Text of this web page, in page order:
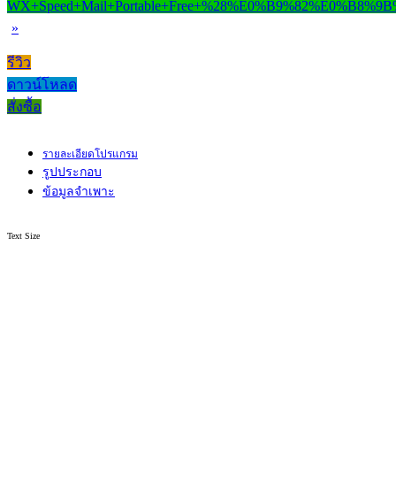
»
รีวิว
ดาวน์โหลด
สั่งซื้อ
รายละเอียดโปรแกรม
รูปประกอบ
ข้อมูลจำเพาะ
Text Size